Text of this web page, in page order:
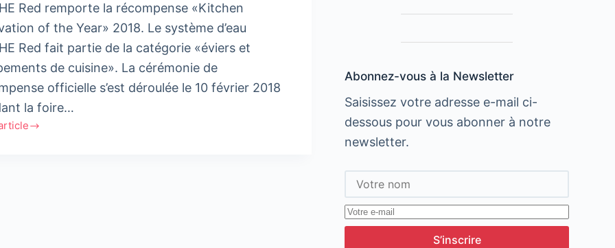
Red remporte la récompense «Kitchen
of the Year» 2018. Le système d’eau
Red fait partie de la catégorie «éviers et
de cuisine». La cérémonie de
officielle s’est déroulée le 10 février 2018
la foire…
Abonnez-vous à la Newsletter
Saisissez votre adresse e-mail ci-
dessous pour vous abonner à notre
newsletter.
S’inscrire